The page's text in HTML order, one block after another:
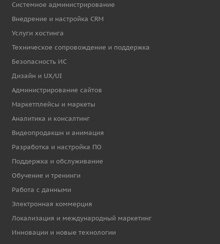
Системное администрирование
Внедрение и настройка CRM
Услуги хостинга
Техническое сопровождение и поддержка
Безопасность ИС
Дизайн и UX/UI
Администрирование сайтов
Маркетплейсы и маркеты
Аналитика и консалтинг
Видеопродакшн и анимация
Разработка и настройка ПО
Поддержка и обслуживание
Обучение и тренинги
Работа с данными
Электронная коммерция
Локализация и международный маркетинг
Инновации и новые технологии